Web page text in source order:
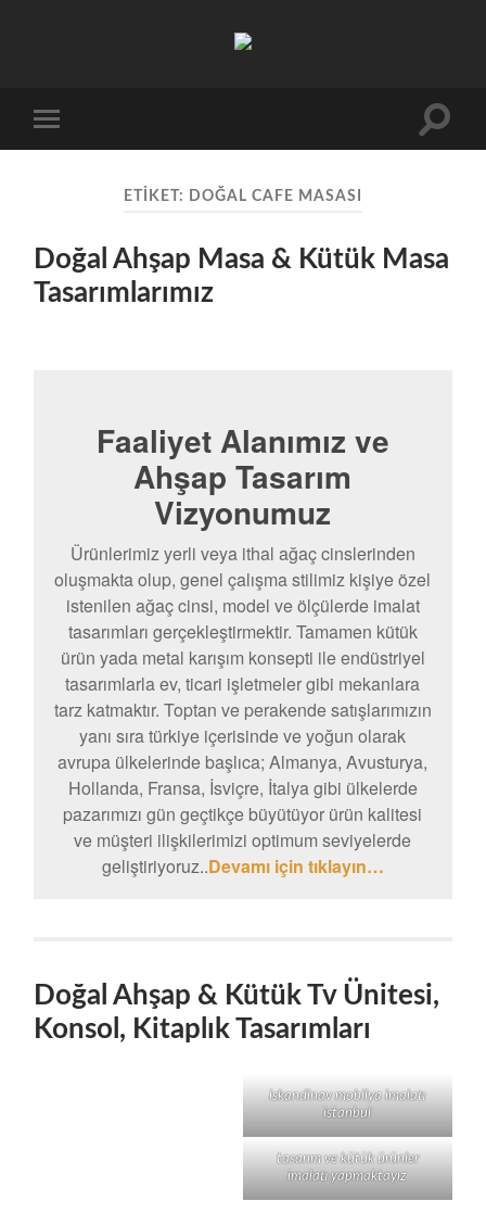
Ahşap
mobile
Toggle
ETIKET: DOĞAL CAFE MASASI
Doğal Ahşap Masa & Kütük Masa
Tasarımlarımız
Faaliyet Alanımız ve
Ahşap Tasarım
Vizyonumuz
Ürünlerimiz yerli veya ithal ağaç cinslerinden
oluşmakta olup, genel çalışma stilimiz kişiye özel
istenilen ağaç cinsi, model ve ölçülerde imalat
tasarımları gerçekleştirmektir. Tamamen kütük
ürün yada metal karışım konsepti ile endüstriyel
tasarımlarla ev, ticari işletmeler gibi mekanlara
tarz katmaktır. Toptan ve perakende satışlarımızın
yanı sıra türkiye içerisinde ve yoğun olarak
avrupa ülkelerinde başlıca; Almanya, Avusturya,
Hollanda, Fransa, İsviçre, İtalya gibi ülkelerde
pazarımızı gün geçtikçe büyütüyor ürün kalitesi
ve müşteri ilişkilerimizi optimum seviyelerde
geliştiriyoruz..Devamı için tıklayın…
Doğal Ahşap & Kütük Tv Ünitesi,
Konsol, Kitaplık Tasarımları
iskandinav mobilya imalatı
istanbul
tasarım ve kütük ürünler
imalatı yapmaktayız